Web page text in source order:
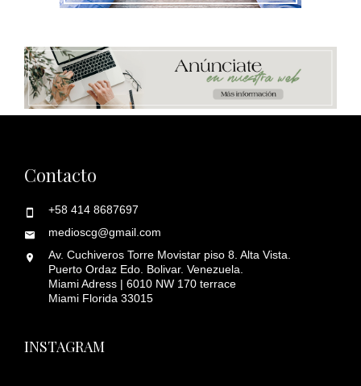
Contacto
+58 414 8687697
medioscg@gmail.com
Av. Cuchiveros Torre Movistar piso 8. Alta Vista.
Puerto Ordaz Edo. Bolivar. Venezuela.
Miami Adress | 6010 NW 170 terrace
Miami Florida 33015
INSTAGRAM